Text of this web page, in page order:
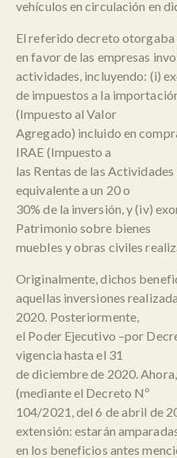
vehículos en circulación en
El referido decreto
en favor de las empresas
actividades, incluyendo: (i)
de impuestos a la
(Impuesto al Valor
Agregado) incluido en
IRAE (Impuesto a
las Rentas de las
equivalente a un 20 o
30% de la inversión, y (iv)
Patrimonio sobre bienes
muebles y obras civiles
Originalmente, dichos
aquellas inversiones
2020. Posteriormente,
el Poder Ejecutivo –por
vigencia hasta el 31
de diciembre de 2020.
(mediante el Decreto Nº
104/2021, del 6 de abril de
extensión: estarán
en los beneficios antes